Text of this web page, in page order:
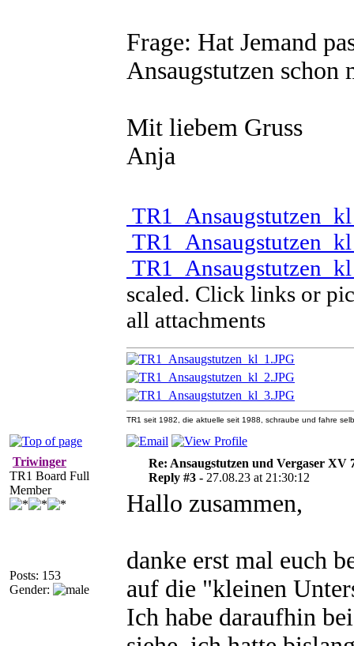
Frage: Hat Jemand
Ansaugstutzen schon
Mit liebem Gruss
Anja
scaled. Click links or
all attachments
TR1 seit 1982, die aktuelle seit 1988, schraube und fahre
Triwinger
TR1 Board Full
Member
Posts: 153
Gender:
Re: Ansaugstutzen und Vergaser XV
Reply #3 - 27.08.23 at 21:30:12
Hallo zusammen,
danke erst mal euch
auf die "kleinen
Ich habe daraufhin